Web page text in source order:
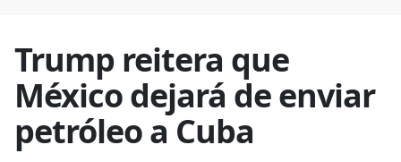
Trump reitera que
México dejará de enviar
petróleo a Cuba